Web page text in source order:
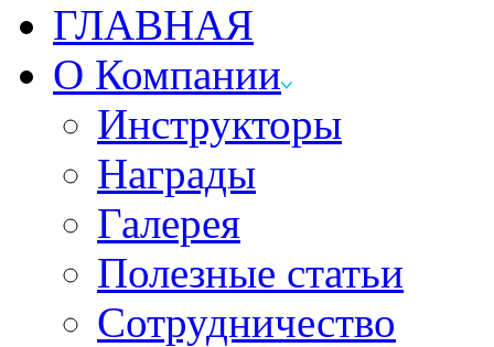
ГЛАВНАЯ
О Компании
Инструкторы
Награды
Галерея
Полезные статьи
Сотрудничество